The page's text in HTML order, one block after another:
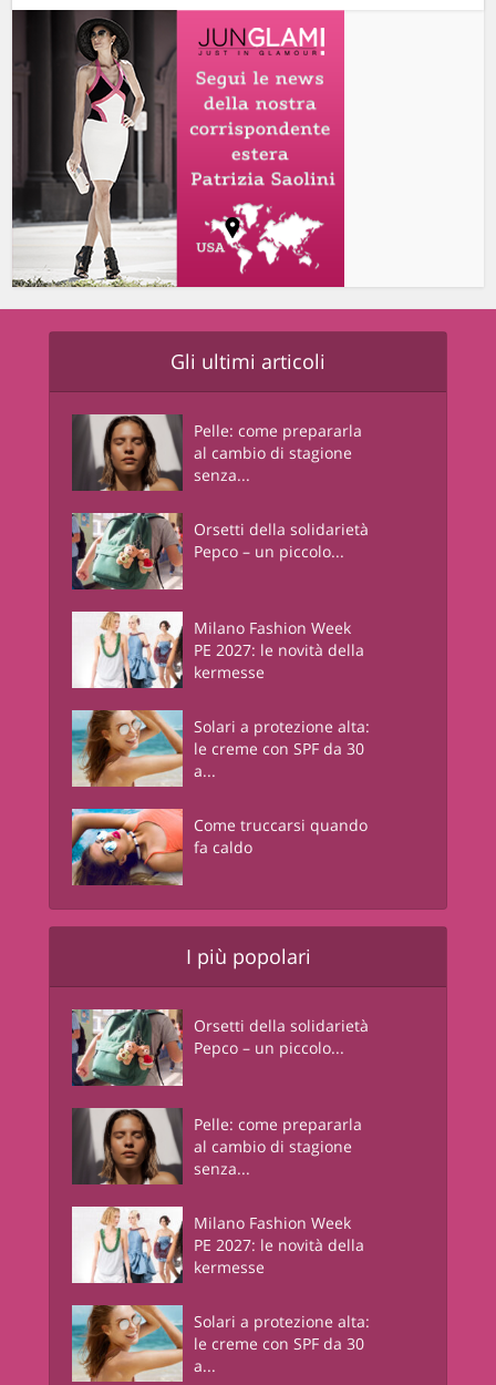
Gli ultimi articoli
Pelle: come prepararla
al cambio di stagione
senza...
Orsetti della solidarietà
Pepco – un piccolo...
Milano Fashion Week
PE 2027: le novità della
kermesse
Solari a protezione alta:
le creme con SPF da 30
a...
Come truccarsi quando
fa caldo
I più popolari
Orsetti della solidarietà
Pepco – un piccolo...
Pelle: come prepararla
al cambio di stagione
senza...
Milano Fashion Week
PE 2027: le novità della
kermesse
Solari a protezione alta:
le creme con SPF da 30
a...